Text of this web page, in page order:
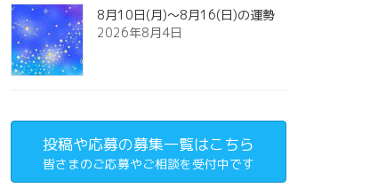
8月10日(月)～8月16(日)の運勢
2026年8月4日
投稿や応募の募集一覧はこちら
皆さまのご応募やご相談を受付中です